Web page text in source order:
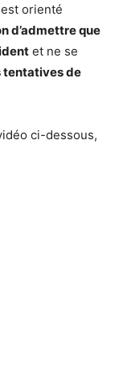
orienté
d’admettre que
et ne se
tentatives de
ci-dessous,